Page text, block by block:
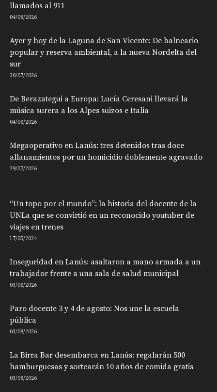
llamados al 911
04/08/2026
Ayer y hoy de la Laguna de San Vicente: De balneario
popular y reserva ambiental, a la nueva Nordelta del
sur
30/07/2026
De Berazategui a Europa: Lucía Ceresani llevará la
música surera a los Alpes suizos e Italia
04/08/2026
Megaoperativo en Lanús: tres detenidos tras doce
allanamientos por un homicidio doblemente agravado
29/07/2026
“Un topo por el mundo”: la historia del docente de la
UNLa que se convirtió en un reconocido youtuber de
viajes en trenes
17/05/2024
Inseguridad en Lanús: asaltaron a mano armada a un
trabajador frente a una sala de salud municipal
03/08/2026
Paro docente 3 y 4 de agosto: Nos une la escuela
pública
03/08/2026
La Birra Bar desembarca en Lanús: regalarán 500
hamburguesas y sortearán 10 años de comida gratis
03/08/2026